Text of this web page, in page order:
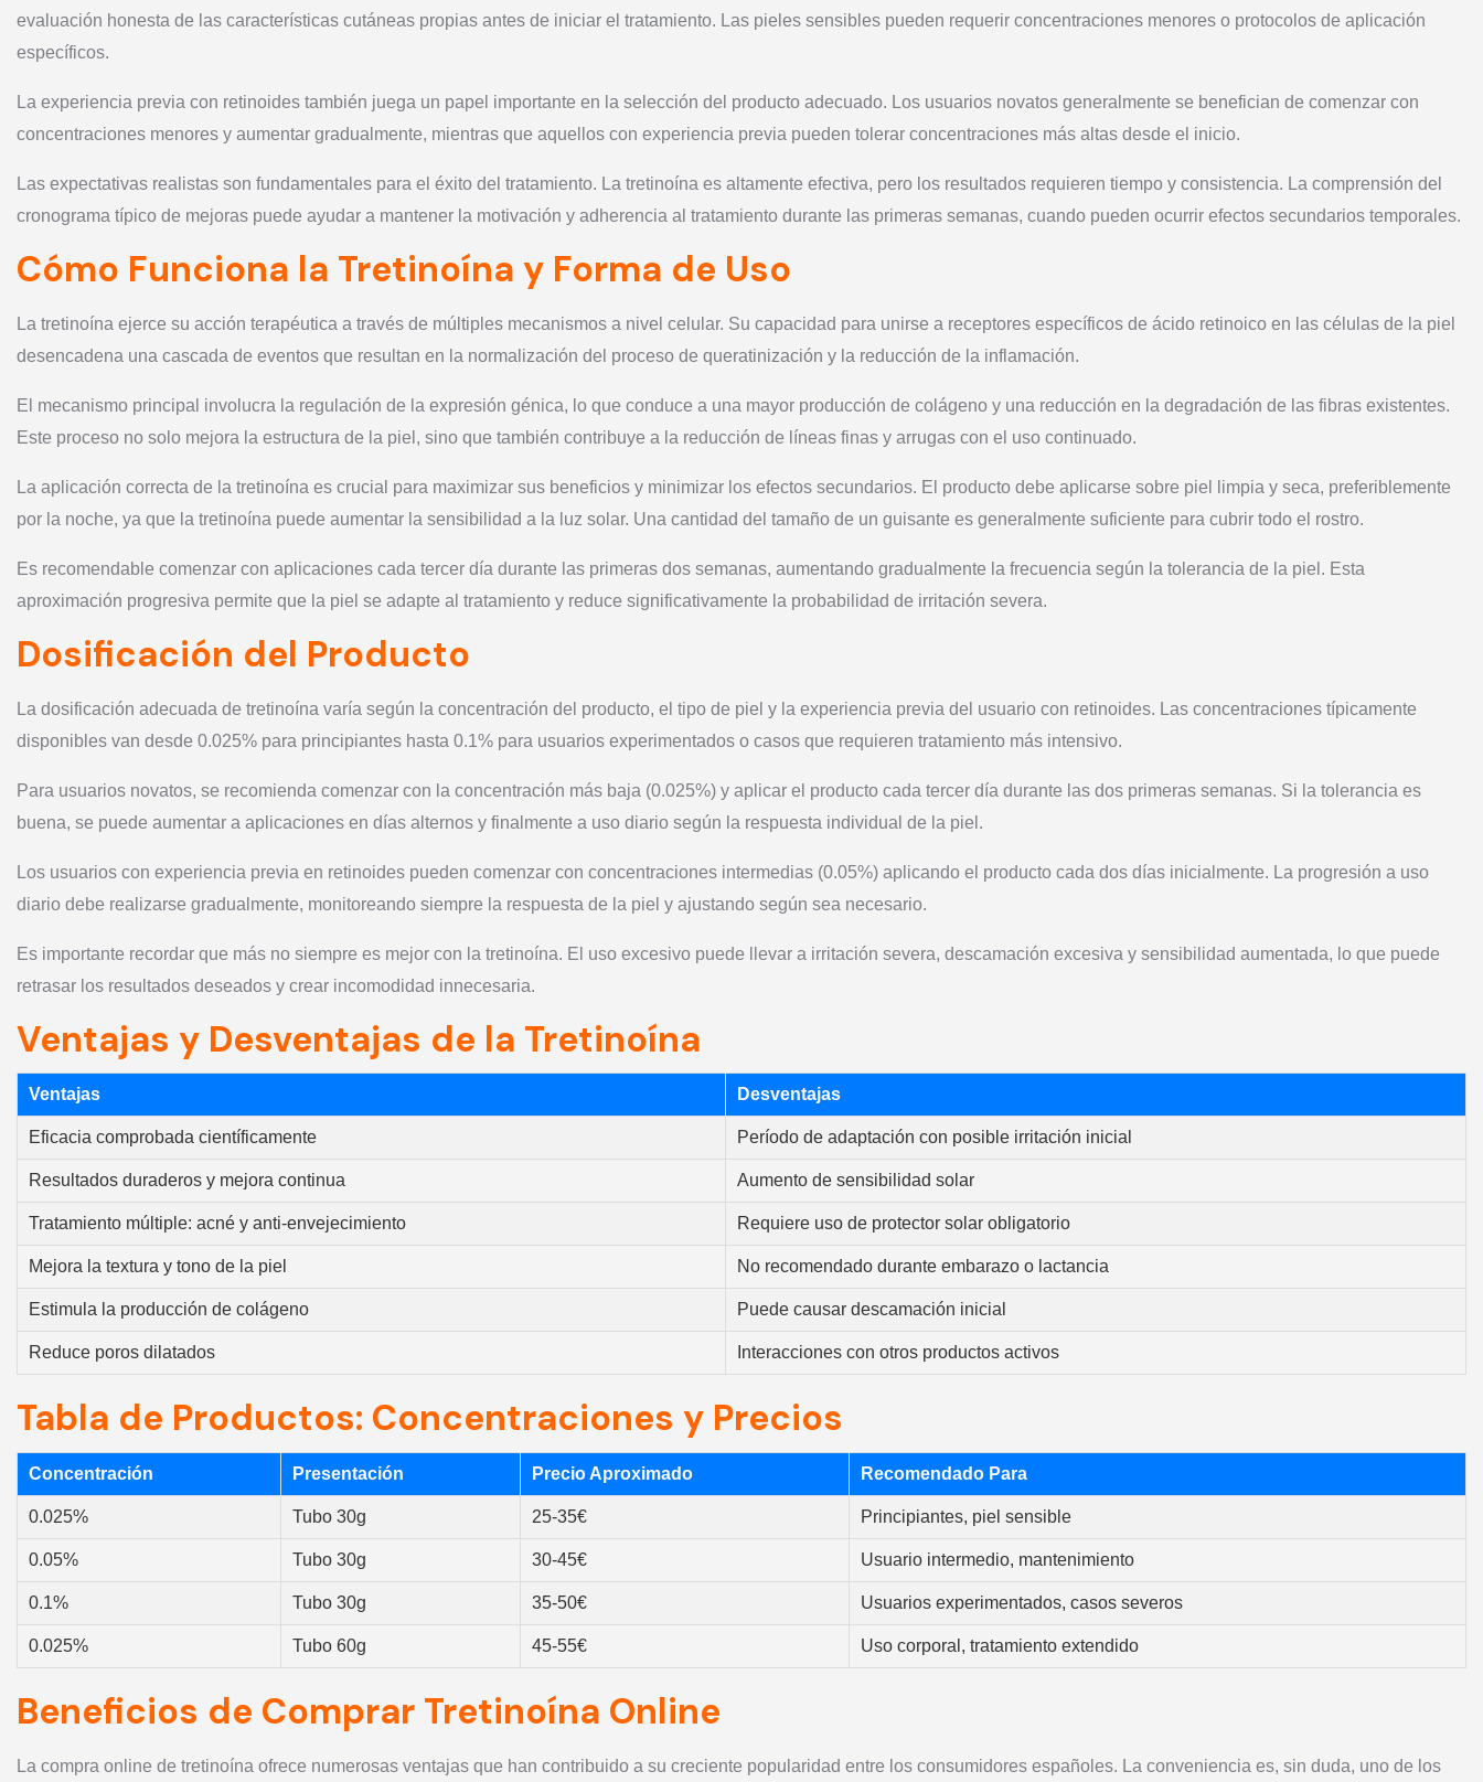
evaluación honesta de las características cutáneas propias antes de iniciar el tratamiento. Las pieles sensibles pueden requerir concentraciones menores o protocolos de aplicación
específicos.
La experiencia previa con retinoides también juega un papel importante en la selección del producto adecuado. Los usuarios novatos generalmente se benefician de comenzar con
concentraciones menores y aumentar gradualmente, mientras que aquellos con experiencia previa pueden tolerar concentraciones más altas desde el inicio.
Las expectativas realistas son fundamentales para el éxito del tratamiento. La tretinoína es altamente efectiva, pero los resultados requieren tiempo y consistencia. La comprensión del
cronograma típico de mejoras puede ayudar a mantener la motivación y adherencia al tratamiento durante las primeras semanas, cuando pueden ocurrir efectos secundarios temporales.
Cómo Funciona la Tretinoína y Forma de Uso
La tretinoína ejerce su acción terapéutica a través de múltiples mecanismos a nivel celular. Su capacidad para unirse a receptores específicos de ácido retinoico en las células de la piel
desencadena una cascada de eventos que resultan en la normalización del proceso de queratinización y la reducción de la inflamación.
El mecanismo principal involucra la regulación de la expresión génica, lo que conduce a una mayor producción de colágeno y una reducción en la degradación de las fibras existentes.
Este proceso no solo mejora la estructura de la piel, sino que también contribuye a la reducción de líneas finas y arrugas con el uso continuado.
La aplicación correcta de la tretinoína es crucial para maximizar sus beneficios y minimizar los efectos secundarios. El producto debe aplicarse sobre piel limpia y seca, preferiblemente
por la noche, ya que la tretinoína puede aumentar la sensibilidad a la luz solar. Una cantidad del tamaño de un guisante es generalmente suficiente para cubrir todo el rostro.
Es recomendable comenzar con aplicaciones cada tercer día durante las primeras dos semanas, aumentando gradualmente la frecuencia según la tolerancia de la piel. Esta
aproximación progresiva permite que la piel se adapte al tratamiento y reduce significativamente la probabilidad de irritación severa.
Dosificación del Producto
La dosificación adecuada de tretinoína varía según la concentración del producto, el tipo de piel y la experiencia previa del usuario con retinoides. Las concentraciones típicamente
disponibles van desde 0.025% para principiantes hasta 0.1% para usuarios experimentados o casos que requieren tratamiento más intensivo.
Para usuarios novatos, se recomienda comenzar con la concentración más baja (0.025%) y aplicar el producto cada tercer día durante las dos primeras semanas. Si la tolerancia es
buena, se puede aumentar a aplicaciones en días alternos y finalmente a uso diario según la respuesta individual de la piel.
Los usuarios con experiencia previa en retinoides pueden comenzar con concentraciones intermedias (0.05%) aplicando el producto cada dos días inicialmente. La progresión a uso
diario debe realizarse gradualmente, monitoreando siempre la respuesta de la piel y ajustando según sea necesario.
Es importante recordar que más no siempre es mejor con la tretinoína. El uso excesivo puede llevar a irritación severa, descamación excesiva y sensibilidad aumentada, lo que puede
retrasar los resultados deseados y crear incomodidad innecesaria.
Ventajas y Desventajas de la Tretinoína
Ventajas Desventajas
Eficacia comprobada científicamente Período de adaptación con posible irritación inicial
Resultados duraderos y mejora continua Aumento de sensibilidad solar
Tratamiento múltiple: acné y anti-envejecimiento Requiere uso de protector solar obligatorio
Mejora la textura y tono de la piel No recomendado durante embarazo o lactancia
Estimula la producción de colágeno Puede causar descamación inicial
Reduce poros dilatados Interacciones con otros productos activos
Tabla de Productos: Concentraciones y Precios
Concentración Presentación Precio Aproximado Recomendado Para
0.025% Tubo 30g 25-35€ Principiantes, piel sensible
0.05% Tubo 30g 30-45€ Usuario intermedio, mantenimiento
0.1% Tubo 30g 35-50€ Usuarios experimentados, casos severos
0.025% Tubo 60g 45-55€ Uso corporal, tratamiento extendido
Beneficios de Comprar Tretinoína Online
La compra online de tretinoína ofrece numerosas ventajas que han contribuido a su creciente popularidad entre los consumidores españoles. La conveniencia es, sin duda, uno de los